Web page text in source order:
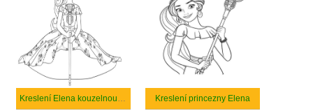
Kreslení Elena kouzelnou hůlkou Kreslení princezny Elena